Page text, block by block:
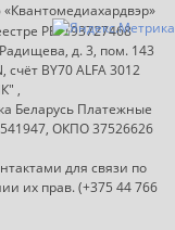
РБ: 193727468
д. 3, пом. 143
счёт BY70 ALFA 3012
,
Беларусь Платежные
ОКПО 37526626
для связи по
их прав. (+375 44 766